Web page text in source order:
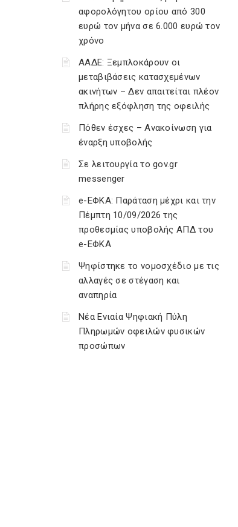
αφορολόγητου ορίου από 300
ευρώ τον μήνα σε 6.000 ευρώ τον
χρόνο
ΑΑΔΕ: Ξεμπλοκάρουν οι
μεταβιβάσεις κατασχεμένων
ακινήτων – Δεν απαιτείται πλέον
πλήρης εξόφληση της οφειλής
Πόθεν έσχες – Ανακοίνωση για
έναρξη υποβολής
Σε λειτουργία το gov.gr
messenger
e-ΕΦΚΑ: Παράταση μέχρι και την
Πέμπτη 10/09/2026 της
προθεσμίας υποβολής ΑΠΔ του
e-ΕΦΚΑ
Ψηφίστηκε το νομοσχέδιο με τις
αλλαγές σε στέγαση και
αναπηρία
Νέα Ενιαία Ψηφιακή Πύλη
Πληρωμών οφειλών φυσικών
προσώπων